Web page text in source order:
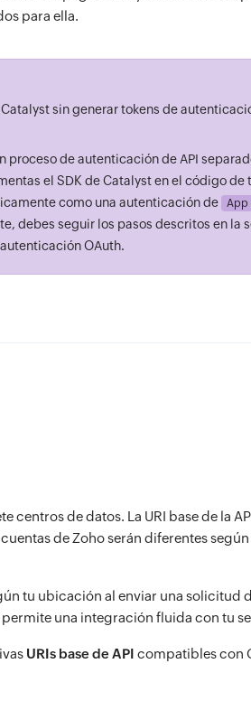
para ella.
sin generar tokens de
proceso de autenticación de API
el SDK de Catalyst en el código de
como una autenticación de
App
debes seguir los pasos descritos en la
OAuth.
centros de datos. La URI base de la
de Zoho serán diferentes
tu ubicación al enviar una solicitud
una integración fluida con tu
URIs base de API compatibles con